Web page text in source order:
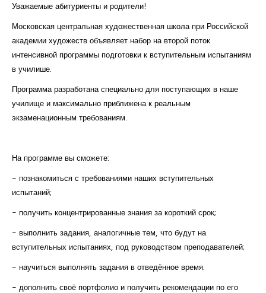
Уважаемые абитуриенты и родители!
Московская центральная художественная школа при Российской
академии художеств объявляет набор на второй поток
интенсивной программы подготовки к вступительным испытаниям
в училише.
Программа разработана специально для поступающих в наше
училище и максимально приближена к реальным
экзаменационным требованиям.
На программе вы сможете:
- познакомиться с требованиями наших вступительных
испытаний;
- получить концентрированные знания за короткий срок;
- выполнить задания, аналогичные тем, что будут на
вступительных испытаниях, под руководством преподавателей;
- научиться выполнять задания в отведённое время.
- дополнить своё портфолио и получить рекомендации по его